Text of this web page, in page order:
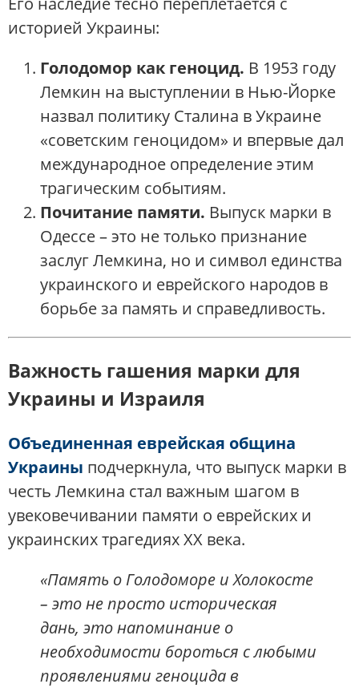
историей Украины:
Голодомор как геноцид. В 1953 году
Лемкин на выступлении в Нью-Йорке
назвал политику Сталина в Украине
«советским геноцидом» и впервые дал
международное определение этим
трагическим событиям.
Почитание памяти. Выпуск марки в
Одессе – это не только признание
заслуг Лемкина, но и символ единства
украинского и еврейского народов в
борьбе за память и справедливость.
Важность гашения марки для
Украины и Израиля
Объединенная еврейская община
Украины подчеркнула, что выпуск марки в
честь Лемкина стал важным шагом в
увековечивании памяти о еврейских и
украинских трагедиях XX века.
«Память о Голодоморе и Холокосте
– это не просто историческая
дань, это напоминание о
необходимости бороться с любыми
проявлениями геноцида в